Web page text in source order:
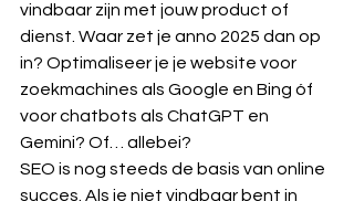
vindbaar zijn met jouw product of
dienst. Waar zet je anno 2025 dan op
in? Optimaliseer je je website voor
zoekmachines als Google en Bing óf
voor chatbots als ChatGPT en
Gemini? Of… allebei?
SEO is nog steeds de basis van online
succes. Als je niet vindbaar bent in